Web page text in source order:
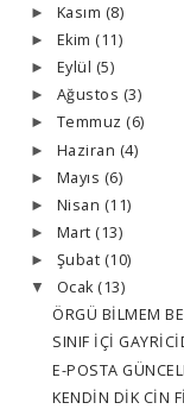
► Kasım (8)
► Ekim (11)
► Eylül (5)
► Ağustos (3)
► Temmuz (6)
► Haziran (4)
► Mayıs (6)
► Nisan (11)
► Mart (13)
► Şubat (10)
▼ Ocak (13)
ÖRGÜ BİLMEM
SINIF İÇİ
E-POSTA
KENDİN DİK CİN